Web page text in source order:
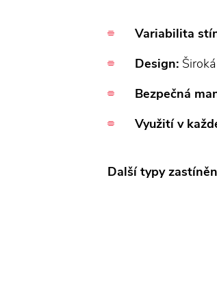
Variabilita
Design:
Bezpečná
Využití v
Další typy